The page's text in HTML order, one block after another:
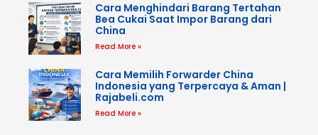
Cara Menghindari Barang Tertahan
Bea Cukai Saat Impor Barang dari
China
Read More »
Cara Memilih Forwarder China
Indonesia yang Terpercaya & Aman |
Rajabeli.com
Read More »